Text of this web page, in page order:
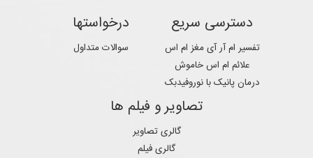
آتروفی مغز
دسترسی سریع
تفسیر ام آر آی مغز ام اس
علائم ام اس خاموش
درمان پانیک با نوروفیدبک
درخواستها
سوالات متداول
تصاویر و فیلم ها
گالری تصاویر
گالری فیلم